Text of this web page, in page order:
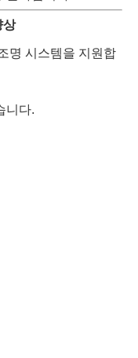
상
명 시스템을 지원합
니다.